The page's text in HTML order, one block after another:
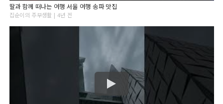
딸과 함께 떠나는 여행 서울 여행 송파 맛집
집순이의 주부생활 | 4년 전